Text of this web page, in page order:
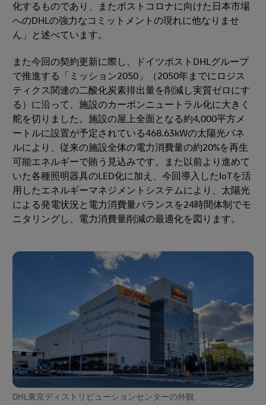
化するものであり、またポストコロナに向けた日本市場
へのDHLの強力なコミットメントの現れに他なりませ
ん」と述べています。
また今回の契約更新に際し、ドイツポストDHLグループ
で推進する「ミッション2050」（2050年までにロジス
ティクス関連の二酸化炭素排出量を削減し実質ゼロにす
る）に沿って、施設のカーボンニュートラル化に大きく
舵を切りました。施設の屋上全面となる約4,000平方メ
ートルに設置が予定されている468.63kWの太陽光パネ
ルにより、従来の施設全体の電力消費量の約20%を再生
可能エネルギーで賄う見込みです。また以前より進めて
いた各種照明器具のLED化に加え、今回導入したIoTを活
用したエネルギーマネジメントシステムにより、太陽光
による発電状況と電力消費量バランスを24時間体制でモ
ニタリングし、電力消費量削減の最適化を図ります。
DHL東京ディストリビューションセンターの外観